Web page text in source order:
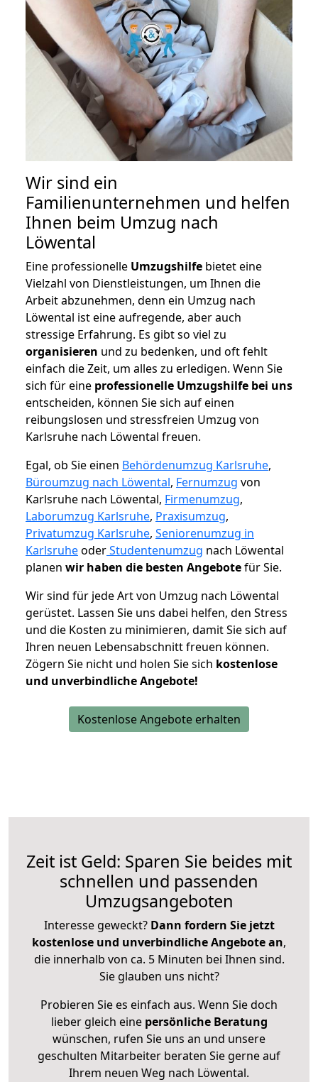
Wir sind ein
Familienunternehmen und helfen
Ihnen beim Umzug nach
Löwental
Eine professionelle Umzugshilfe bietet eine
Vielzahl von Dienstleistungen, um Ihnen die
Arbeit abzunehmen, denn ein Umzug nach
Löwental ist eine aufregende, aber auch
stressige Erfahrung. Es gibt so viel zu
organisieren und zu bedenken, und oft fehlt
einfach die Zeit, um alles zu erledigen. Wenn Sie
sich für eine professionelle Umzugshilfe bei uns
entscheiden, können Sie sich auf einen
reibungslosen und stressfreien Umzug von
Karlsruhe nach Löwental freuen.
Egal, ob Sie einen Behördenumzug Karlsruhe,
Büroumzug nach Löwental, Fernumzug von
Karlsruhe nach Löwental, Firmenumzug,
Laborumzug Karlsruhe, Praxisumzug,
Privatumzug Karlsruhe, Seniorenumzug in
KarlsruheoderStudentenumzug nach Löwental
planen wir haben die besten Angebotefür Sie.
Wir sind für jede Art von Umzug nach Löwental
gerüstet. Lassen Sie uns dabei helfen, den Stress
und die Kosten zu minimieren, damit Sie sich auf
Ihren neuen Lebensabschnitt freuen können.
Zögern Sie nicht und holen Sie sich kostenlose
und unverbindliche Angebote!
Kostenlose Angebote erhalten
Zeit ist Geld: Sparen Sie beides mit
schnellen und passenden
Umzugsangeboten
Interesse geweckt? Dann fordern Sie jetzt
kostenlose und unverbindliche Angebote an,
die innerhalb von ca. 5 Minuten bei Ihnen sind.
Sie glauben uns nicht?
Probieren Sie es einfach aus. Wenn Sie doch
lieber gleich eine persönliche Beratung
wünschen, rufen Sie uns an und unsere
geschulten Mitarbeiter beraten Sie gerne auf
Ihrem neuen Weg nach Löwental.